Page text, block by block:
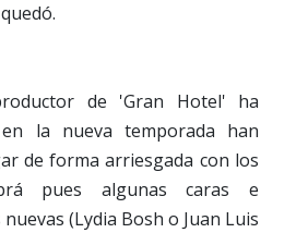
de 'Gran Hotel' ha
la nueva temporada han
de forma arriesgada con los
pues algunas caras e
(Lydia Bosh o Juan Luis